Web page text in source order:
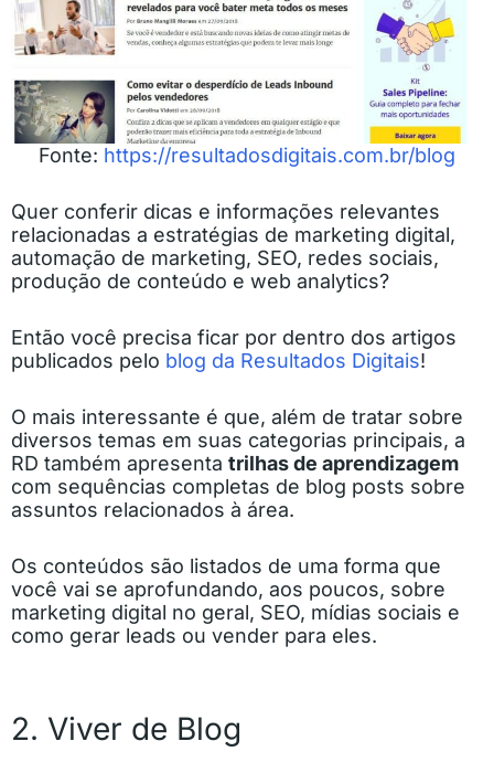
Fonte: https://resultadosdigitais.com.br/blog
Quer conferir dicas e informações relevantes
relacionadas a estratégias de marketing digital,
automação de marketing, SEO, redes sociais,
produção de conteúdo e web analytics?
Então você precisa ficar por dentro dos artigos
publicados pelo blog da Resultados Digitais!
O mais interessante é que, além de tratar sobre
diversos temas em suas categorias principais, a
RD também apresenta trilhas de aprendizagem
com sequências completas de blog posts sobre
assuntos relacionados à área.
Os conteúdos são listados de uma forma que
você vai se aprofundando, aos poucos, sobre
marketing digital no geral, SEO, mídias sociais e
como gerar leads ou vender para eles.
2. Viver de Blog